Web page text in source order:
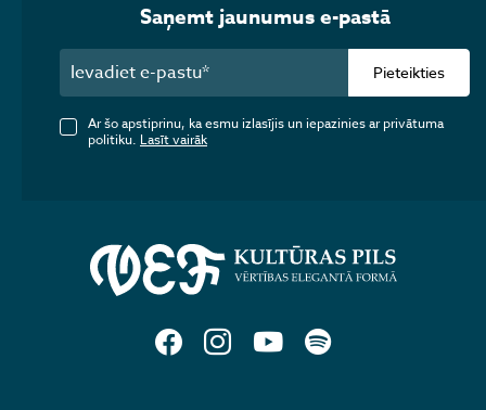
Saņemt jaunumus e-pastā
Pieteikties
Ar šo apstiprinu, ka esmu izlasījis un iepazinies ar privātuma
politiku. Lasīt vairāk